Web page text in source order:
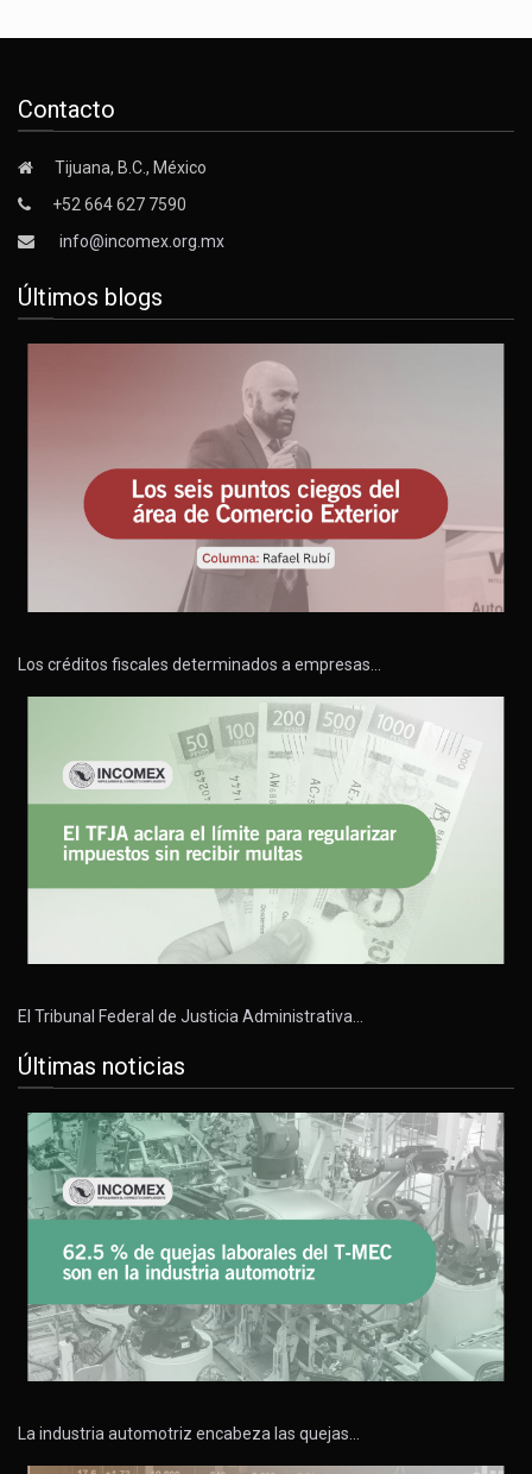
Contacto
Tijuana, B.C., México
+52 664 627 7590
info@incomex.org.mx
Últimos blogs
Los créditos fiscales determinados a empresas…
El Tribunal Federal de Justicia Administrativa…
Últimas noticias
La industria automotriz encabeza las quejas…